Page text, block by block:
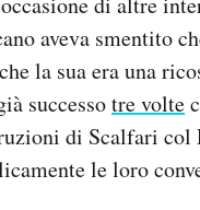
aveva smentito
la sua era una
successotre volte
di Scalfari col
le loro